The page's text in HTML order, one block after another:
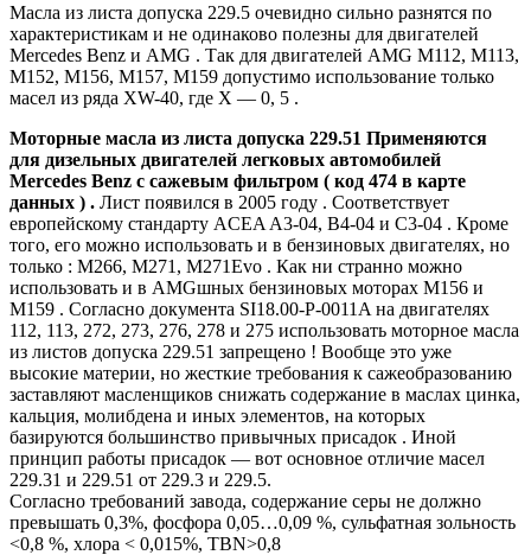
Масла из листа допуска 229.5 очевидно сильно разнятся по
характеристикам и не одинаково полезны для двигателей
Mercedes Benz и AMG . Так для двигателей AMG М112, М113,
М152, М156, М157, М159 допустимо использование только
масел из ряда XW-40, где Х — 0, 5 .
Моторные масла из листа допуска 229.51 Применяются
для дизельных двигателей легковых автомобилей
Mercedes Benz с сажевым фильтром ( код 474 в карте
данных ) . Лист появился в 2005 году . Соответствует
европейскому стандарту ACEA A3-04, B4-04 и С3-04 . Кроме
того, его можно использовать и в бензиновых двигателях, но
только : М266, М271, М271Evo . Как ни странно можно
использовать и в AMGшных бензиновых моторах М156 и
М159 . Согласно документа SI18.00-P-0011A на двигателях
112, 113, 272, 273, 276, 278 и 275 использовать моторное масла
из листов допуска 229.51 запрещено ! Вообще это уже
высокие материи, но жесткие требования к сажеобразованию
заставляют масленщиков снижать содержание в маслах цинка,
кальция, молибдена и иных элементов, на которых
базируются большинство привычных присадок . Иной
принцип работы присадок — вот основное отличие масел
229.31 и 229.51 от 229.3 и 229.5.
Согласно требований завода, содержание серы не должно
превышать 0,3%, фосфора 0,05…0,09 %, сульфатная зольность
<0,8 %, хлора < 0,015%, TBN>0,8